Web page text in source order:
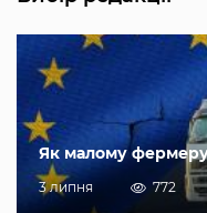
Як малому
3 липня 772